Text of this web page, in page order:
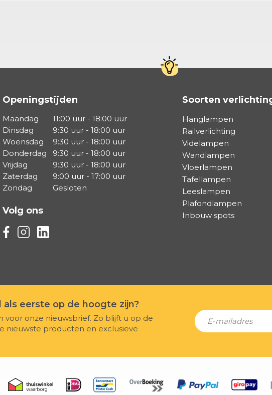
Openingstijden
Maandag
11:00 uur - 18:00 uur
Dinsdag
9:30 uur - 18:00 uur
Woensdag
9:30 uur - 18:00 uur
Donderdag
9:30 uur - 18:00 uur
Vrijdag
9:30 uur - 18:00 uur
Zaterdag
9:00 uur - 17:00 uur
Zondag
Gesloten
Volg ons
Volg ons via Facebook
Volg ons via Instagram
Volg ons via Linkedin
Soorten
Hanglampen
Railverlichting
Videlampen
Wandlampen
Vloerlampen
Tafellampen
Leeslampen
Plafondlampen
Inbouw spots
als eerste op de hoogte zijn?
voor onze nieuwsbrief. Zo blijft u op de
nieuwste producten en exclusieve